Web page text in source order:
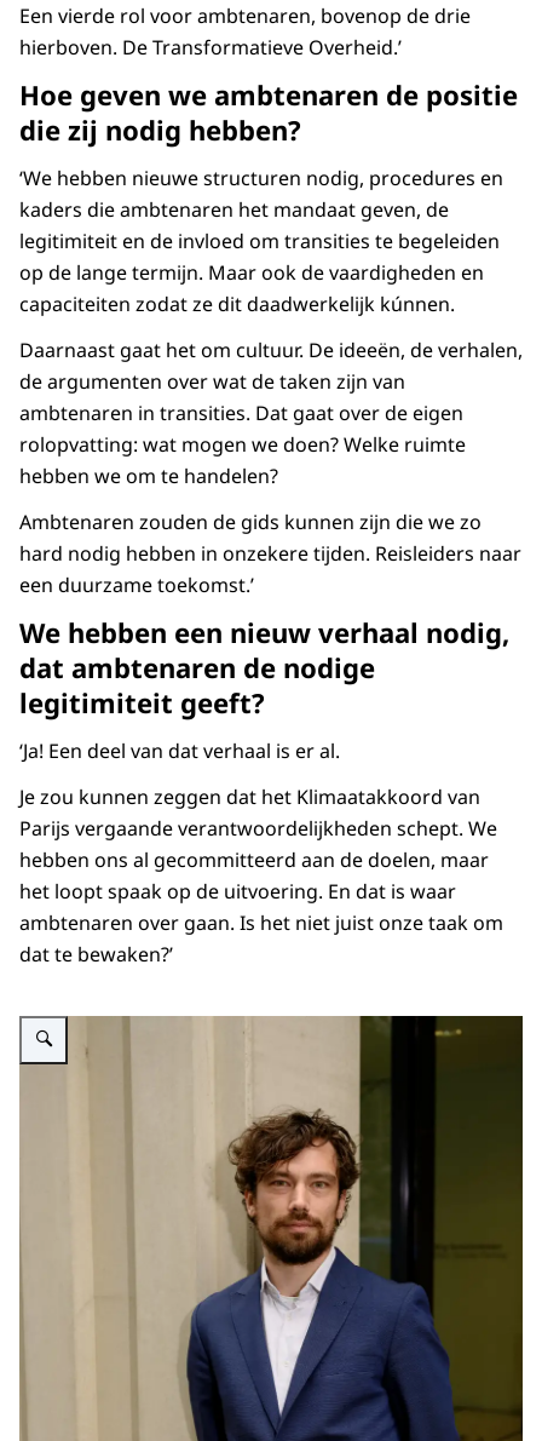
Een vierde rol voor ambtenaren, bovenop de drie
hierboven. De Transformatieve Overheid.’
Hoe geven we ambtenaren de positie
die zij nodig hebben?
‘We hebben nieuwe structuren nodig, procedures en
kaders die ambtenaren het mandaat geven, de
legitimiteit en de invloed om transities te begeleiden
op de lange termijn. Maar ook de vaardigheden en
capaciteiten zodat ze dit daadwerkelijk kúnnen.
Daarnaast gaat het om cultuur. De ideeën, de verhalen,
de argumenten over wat de taken zijn van
ambtenaren in transities. Dat gaat over de eigen
rolopvatting: wat mogen we doen? Welke ruimte
hebben we om te handelen?
Ambtenaren zouden de gids kunnen zijn die we zo
hard nodig hebben in onzekere tijden. Reisleiders naar
een duurzame toekomst.’
We hebben een nieuw verhaal nodig,
dat ambtenaren de nodige
legitimiteit geeft?
‘Ja! Een deel van dat verhaal is er al.
Je zou kunnen zeggen dat het Klimaatakkoord van
Parijs vergaande verantwoordelijkheden schept. We
hebben ons al gecommitteerd aan de doelen, maar
het loopt spaak op de uitvoering. En dat is waar
ambtenaren over gaan. Is het niet juist onze taak om
dat te bewaken?’
Vergroot afbeelding Rik Braams